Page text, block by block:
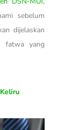
sebelum
dijelaskan
fatwa yang